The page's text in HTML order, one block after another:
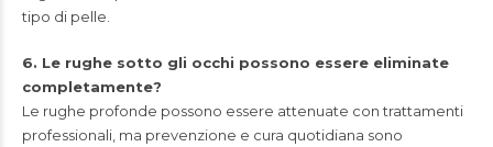
tipo di pelle.
6. Le rughe sotto gli occhi possono essere eliminate
completamente?
Le rughe profonde possono essere attenuate con trattamenti
professionali, ma prevenzione e cura quotidiana sono